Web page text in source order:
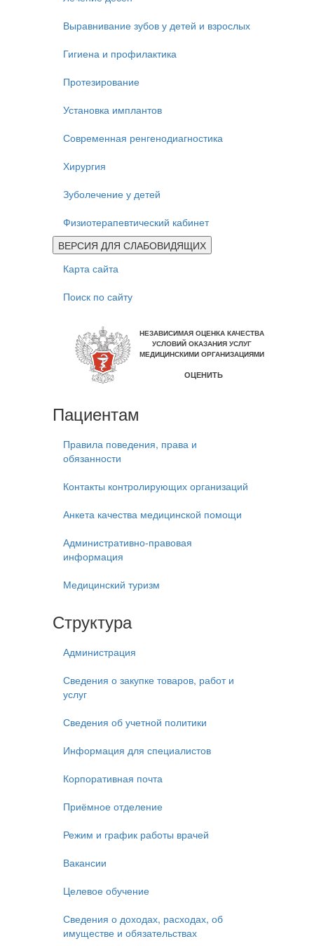
Выравнивание зубов у детей и взрослых
Гигиена и профилактика
Протезирование
Установка имплантов
Современная ренгенодиагностика
Хирургия
Зуболечение у детей
Физиотерапевтический кабинет
ВЕРСИЯ ДЛЯ СЛАБОВИДЯЩИХ
Карта сайта
Поиск по сайту
Пациентам
Правила поведения, права и
обязанности
Контакты контролирующих организаций
Анкета качества медицинской помощи
Административно-правовая
информация
Медицинский туризм
Структура
Администрация
Сведения о закупке товаров, работ и
услуг
Сведения об учетной политики
Информация для специалистов
Корпоративная почта
Приёмное отделение
Режим и график работы врачей
Вакансии
Целевое обучение
Сведения о доходах, расходах, об
имуществе и обязательствах